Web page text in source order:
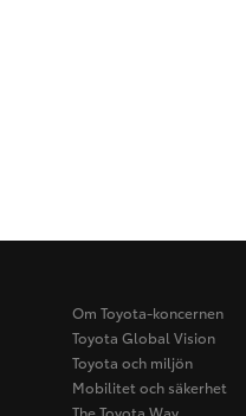
Om Toyota-koncernen
Toyota Global Vision
Toyota och miljön
Mobilitet och säkerhet
The Toyota Way